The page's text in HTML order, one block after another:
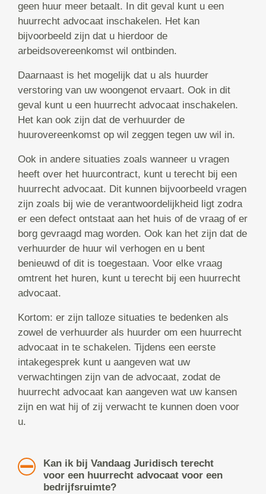
geen huur meer betaalt. In dit geval kunt u een
huurrecht advocaat inschakelen. Het kan
bijvoorbeeld zijn dat u hierdoor de
arbeidsovereenkomst wil ontbinden.
Daarnaast is het mogelijk dat u als huurder
verstoring van uw woongenot ervaart. Ook in dit
geval kunt u een huurrecht advocaat inschakelen.
Het kan ook zijn dat de verhuurder de
huurovereenkomst op wil zeggen tegen uw wil in.
Ook in andere situaties zoals wanneer u vragen
heeft over het huurcontract, kunt u terecht bij een
huurrecht advocaat. Dit kunnen bijvoorbeeld vragen
zijn zoals bij wie de verantwoordelijkheid ligt zodra
er een defect ontstaat aan het huis of de vraag of er
borg gevraagd mag worden. Ook kan het zijn dat de
verhuurder de huur wil verhogen en u bent
benieuwd of dit is toegestaan. Voor elke vraag
omtrent het huren, kunt u terecht bij een huurrecht
advocaat.
Kortom: er zijn talloze situaties te bedenken als
zowel de verhuurder als huurder om een huurrecht
advocaat in te schakelen. Tijdens een eerste
intakegesprek kunt u aangeven wat uw
verwachtingen zijn van de advocaat, zodat de
huurrecht advocaat kan aangeven wat uw kansen
zijn en wat hij of zij verwacht te kunnen doen voor
u.
Kan ik bij Vandaag Juridisch terecht
voor een huurrecht advocaat voor een
bedrijfsruimte?